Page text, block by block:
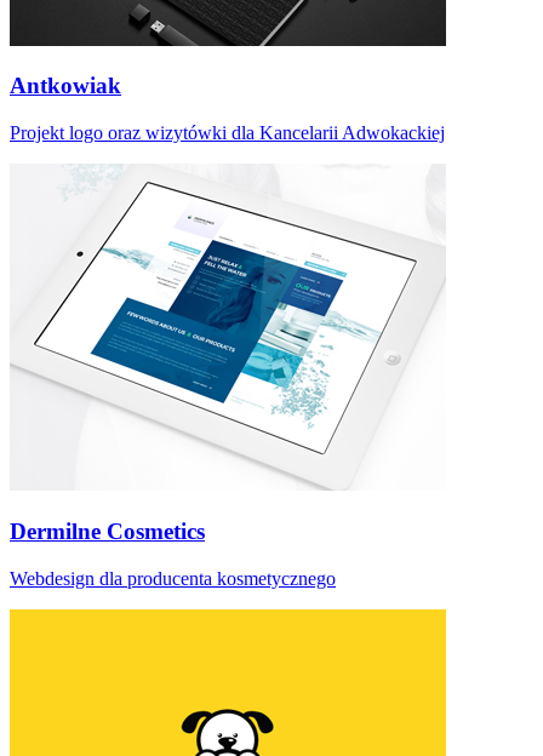
Antkowiak
Projekt logo oraz wizytówki dla Kancelarii Adwokackiej
Dermilne Cosmetics
Webdesign dla producenta kosmetycznego